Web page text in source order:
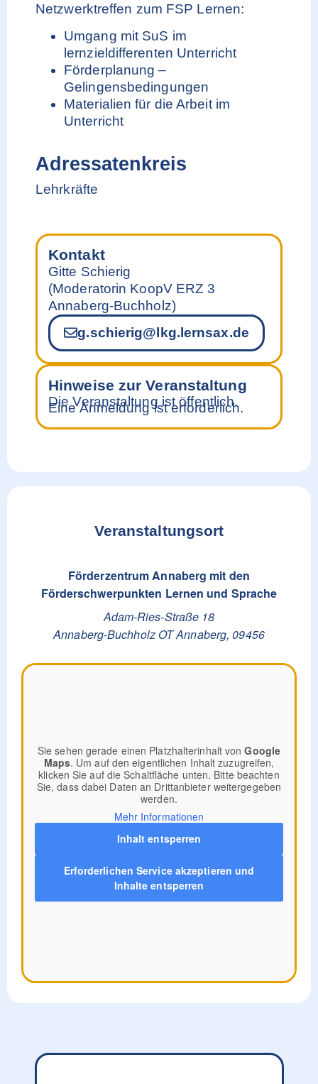
Netzwerktreffen zum FSP Lernen:
Umgang mit SuS im
lernzieldifferenten Unterricht
Förderplanung –
Gelingensbedingungen
Materialien für die Arbeit im
Unterricht
Adressatenkreis
Lehrkräfte
Kontakt
Gitte Schierig
(Moderatorin KoopV ERZ 3
Annaberg-Buchholz)
g.schierig@lkg.lernsax.de
Hinweise zur Veranstaltung
Die Veranstaltung ist öffentlich.
Eine Anmeldung ist erforderlich.
Veranstaltungsort
Förderzentrum Annaberg mit den
Förderschwerpunkten Lernen und Sprache
Adam-Ries-Straße 18
Annaberg-Buchholz OT Annaberg, 09456
Sie sehen gerade einen Platzhalterinhalt vonGoogle
Maps. Um auf den eigentlichen Inhalt zuzugreifen,
klicken Sie auf die Schaltfläche unten. Bitte beachten
Sie, dass dabei Daten an Drittanbieter weitergegeben
werden.
Mehr Informationen
Inhalt entsperren
Erforderlichen Service akzeptieren und
Inhalte entsperren